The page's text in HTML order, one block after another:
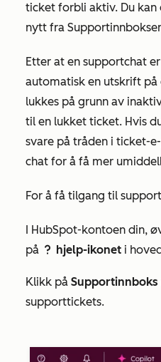
ticket forbli aktiv. Du kan
nytt fra
Etter at en supportchat
automatisk en utskrift på
lukkes på grunn av
til en lukket ticket. Hvis
svare på tråden i ticket-
chat for å få mer
For å få tilgang til
I HubSpot-kontoen din,
på question hjelp-ikonet i
Klikk på Supportinnboks
supporttickets.